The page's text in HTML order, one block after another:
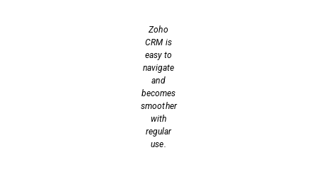
Zoho
CRM is
easy to
navigate
and
becomes
smoother
with
regular
use.